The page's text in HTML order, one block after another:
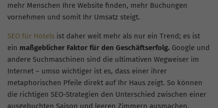
mehr Menschen Ihre Website finden, mehr Buchungen
vornehmen und somit Ihr Umsatz steigt.
SEO für Hotels ist daher weit mehr als nur ein Trend; es ist
ein maßgeblicher Faktor für den Geschäftserfolg. Google und
andere Suchmaschinen sind die ultimativen Wegweiser im
Internet – umso wichtiger ist es, dass einer ihrer
metaphorischen Pfeile direkt auf Ihr Haus zeigt. So können
die richtigen SEO-Strategien den Unterschied zwischen einer